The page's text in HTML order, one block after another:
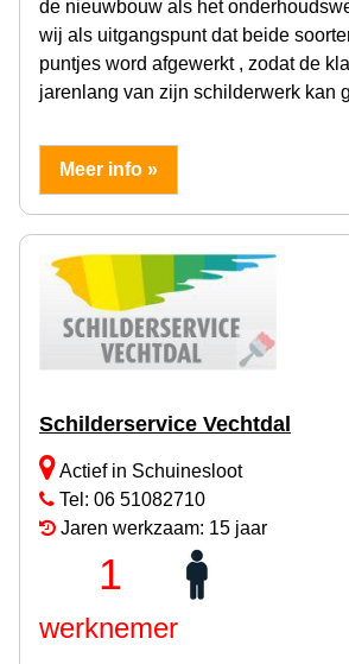
de nieuwbouw als het
wij als uitgangspunt dat beide
puntjes word afgewerkt , zodat de
jarenlang van zijn schilderwerk kan
Meer info »
Schilderservice Vechtdal
Actief in Schuinesloot
Tel: 06 51082710
Jaren werkzaam: 15 jaar
1
werknemer